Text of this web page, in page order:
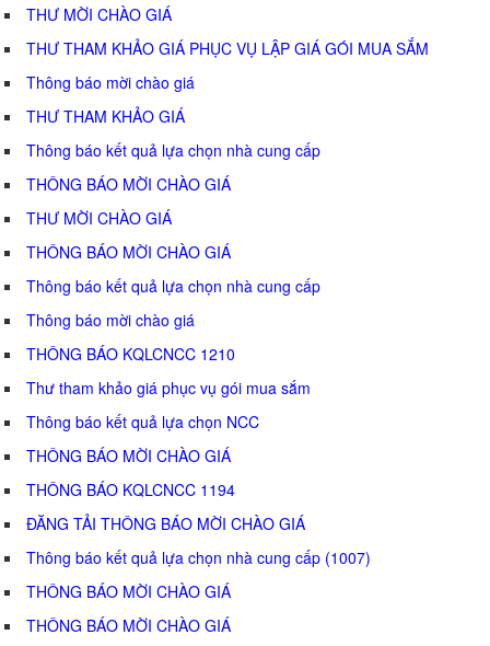
THƯ MỜI CHÀO GIÁ
THƯ THAM KHẢO GIÁ PHỤC VỤ LẬP GIÁ GÓI MUA SẮM
Thông báo mời chào giá
THƯ THAM KHẢO GIÁ
Thông báo kết quả lựa chọn nhà cung cấp
THÔNG BÁO MỜI CHÀO GIÁ
THƯ MỜI CHÀO GIÁ
THÔNG BÁO MỜI CHÀO GIÁ
Thông báo kết quả lựa chọn nhà cung cấp
Thông báo mời chào giá
THÔNG BÁO KQLCNCC 1210
Thư tham khảo giá phục vụ gói mua sắm
Thông báo kết quả lựa chọn NCC
THÔNG BÁO MỜI CHÀO GIÁ
THÔNG BÁO KQLCNCC 1194
ĐĂNG TẢI THÔNG BÁO MỜI CHÀO GIÁ
Thông báo kết quả lựa chọn nhà cung cấp (1007)
THÔNG BÁO MỜI CHÀO GIÁ
THÔNG BÁO MỜI CHÀO GIÁ